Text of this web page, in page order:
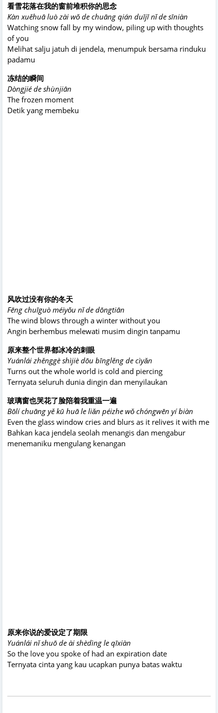
看雪花落在我的窗前堆积你的思念
Kàn xuěhuā luò zài wǒ de chuāng qián duījī nǐ de sīniàn
Watching snow fall by my window, piling up with thoughts
of you
Melihat salju jatuh di jendela, menumpuk bersama rinduku
padamu
冻结的瞬间
Dòngjié de shùnjiān
The frozen moment
Detik yang membeku
风吹过没有你的冬天
Fēng chuīguò méiyǒu nǐ de dōngtiān
The wind blows through a winter without you
Angin berhembus melewati musim dingin tanpamu
原来整个世界都冰冷的刺眼
Yuánlái zhěnggè shìjiè dōu bīnglěng de cìyǎn
Turns out the whole world is cold and piercing
Ternyata seluruh dunia dingin dan menyilaukan
玻璃窗也哭花了脸陪着我重温一遍
Bōlí chuāng yě kū huā le liǎn péizhe wǒ chóngwēn yí biàn
Even the glass window cries and blurs as it relives it with me
Bahkan kaca jendela seolah menangis dan mengabur
menemaniku mengulang kenangan
原来你说的爱设定了期限
Yuánlái nǐ shuō de ài shèdìng le qīxiàn
So the love you spoke of had an expiration date
Ternyata cinta yang kau ucapkan punya batas waktu